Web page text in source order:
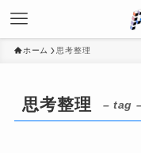
ホーム 思考整理
思考整理 – tag